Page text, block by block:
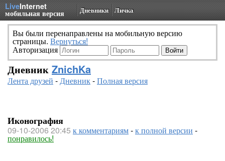
LiveInternet
мобильная версия Дневники Личка
Вы были перенаправлены на мобильную версию
страницы. Вернуться!
Авторизация
Дневник ZnichKa
Лента друзей -Дневник-Полная версия
Иконография
09-10-2006 20:45 к комментариям-к полной версии -
понравилось!